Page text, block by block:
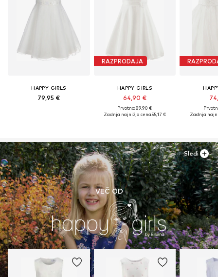
HAPPY GIRLS
79,95 €
RAZPRODAJA
HAPPY GIRLS
64,90 €
Prvotno: 89,90 €
Zadnja najnižja cena55,17 €
Zadnja
VEČ OD
Sledi